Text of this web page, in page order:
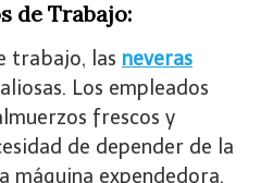
de Trabajo:
trabajo, las neveras
Los empleados
frescos y
de depender de la
máquina expendedora.